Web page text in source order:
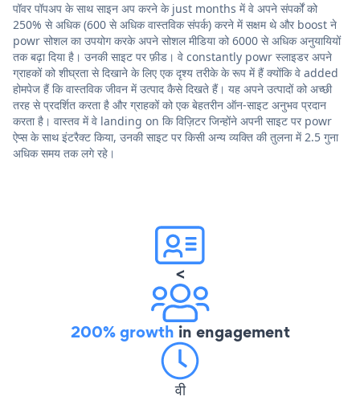
पॉवर पॉपअप के साथ साइन अप करने के just months में वे अपने संपर्कों को
250% से अधिक (600 से अधिक वास्तविक संपर्क) करने में सक्षम थे और boost ने
powr सोशल का उपयोग करके अपने सोशल मीडिया को 6000 से अधिक अनुयायियों
तक बढ़ा दिया है। उनकी साइट पर फ़ीड। वे constantly powr स्लाइडर अपने
ग्राहकों को शीघ्रता से दिखाने के लिए एक दृश्य तरीके के रूप में हैं क्योंकि वे added
होमपेज हैं कि वास्तविक जीवन में उत्पाद कैसे दिखते हैं। यह अपने उत्पादों को अच्छी
तरह से प्रदर्शित करता है और ग्राहकों को एक बेहतरीन ऑन-साइट अनुभव प्रदान
करता है। वास्तव में वे landing on कि विज़िटर जिन्होंने अपनी साइट पर powr
ऐप्स के साथ इंटरैक्ट किया, उनकी साइट पर किसी अन्य व्यक्ति की तुलना में 2.5 गुना
अधिक समय तक लगे रहे।
<
200% growth in engagement
वी